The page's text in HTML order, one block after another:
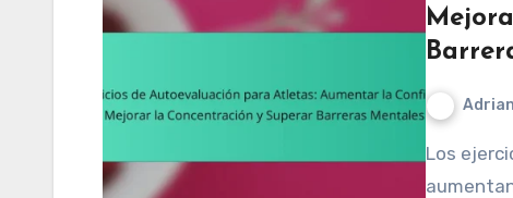
Los ejercicios de autorreflexión para atletas